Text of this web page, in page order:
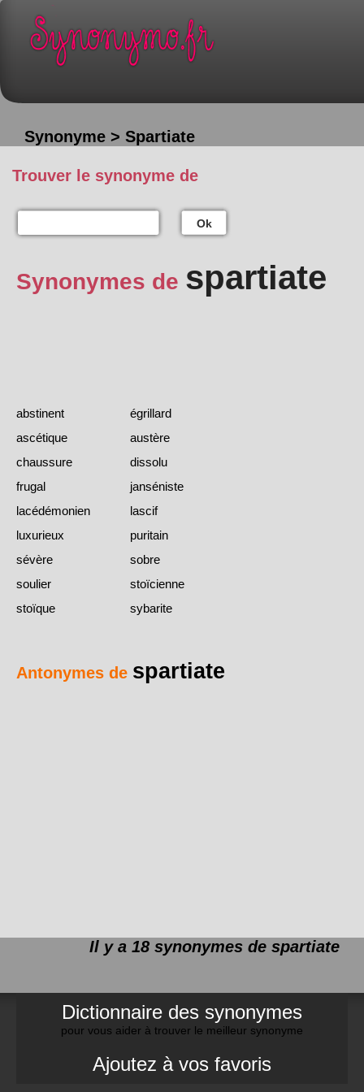
Synonyme > Spartiate
Trouver le synonyme de
Ok
Synonymes de spartiate
abstinent
égrillard
ascétique
austère
chaussure
dissolu
frugal
janséniste
lacédémonien
lascif
luxurieux
puritain
sévère
sobre
soulier
stoïcienne
stoïque
sybarite
Antonymes de spartiate
Il y a 18 synonymes de spartiate
Dictionnaire des synonymes
pour vous aider à trouver le meilleur synonyme
Ajoutez à vos favoris